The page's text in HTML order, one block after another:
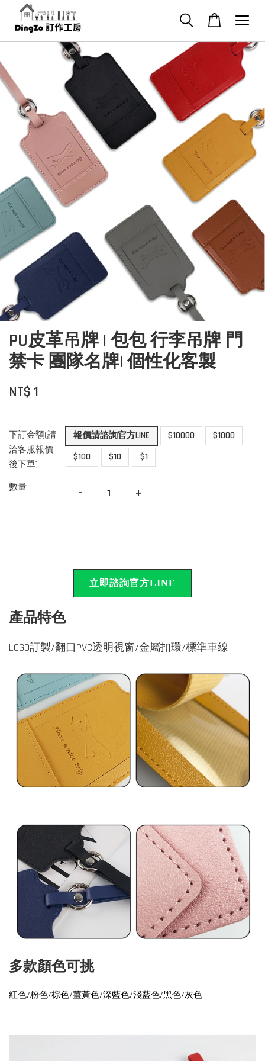
PU皮革吊牌 | 包包 行李吊牌 門
禁卡 團隊名牌| 個性化客製
NT$ 1
下訂金額(請
洽客服報價
後下單)
報價請諮詢官方LINE $10000
$1000
$100
$10 $1
數量 - +
立即諮詢官方LINE
產品特色
LOGO訂製/翻口PVC透明視窗/金屬扣環/標準車線
多款顏色可挑
紅色/粉色/棕色/薑黃色/深藍色/淺藍色/黑色/灰色